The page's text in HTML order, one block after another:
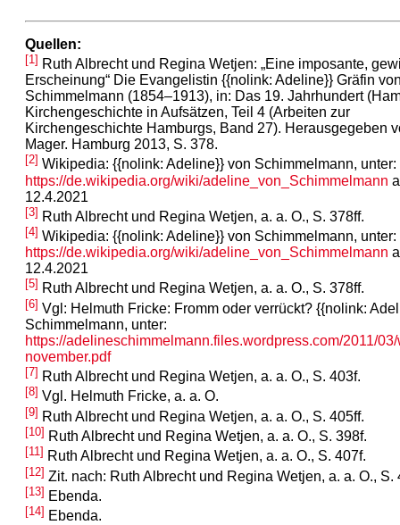
Quellen:
[1] Ruth Albrecht und Regina Wetjen: „Eine imposante,
Erscheinung“ Die Evangelistin {{nolink: Adeline}} Gräfin
Schimmelmann (1854–1913), in: Das 19. Jahrhundert
Kirchengeschichte in Aufsätzen, Teil 4 (Arbeiten zur
Kirchengeschichte Hamburgs, Band 27). Herausgegeben
Mager. Hamburg 2013, S. 378.
[2] Wikipedia: {{nolink: Adeline}} von Schimmelmann, unter:
https://de.wikipedia.org/wiki/adeline_von_Schimmelmann
12.4.2021
[3] Ruth Albrecht und Regina Wetjen, a. a. O., S. 378ff.
[4] Wikipedia: {{nolink: Adeline}} von Schimmelmann, unter:
https://de.wikipedia.org/wiki/adeline_von_Schimmelmann
12.4.2021
[5] Ruth Albrecht und Regina Wetjen, a. a. O., S. 378ff.
[6] Vgl: Helmuth Fricke: Fromm oder verrückt? {{nolink:
Schimmelmann, unter:
https://adelineschimmelmann.files.wordpress.com/2011/
november.pdf
[7] Ruth Albrecht und Regina Wetjen, a. a. O., S. 403f.
[8] Vgl. Helmuth Fricke, a. a. O.
[9] Ruth Albrecht und Regina Wetjen, a. a. O., S. 405ff.
[10] Ruth Albrecht und Regina Wetjen, a. a. O., S. 398f.
[11] Ruth Albrecht und Regina Wetjen, a. a. O., S. 407f.
[12] Zit. nach: Ruth Albrecht und Regina Wetjen, a. a. O., S.
[13] Ebenda.
[14] Ebenda.